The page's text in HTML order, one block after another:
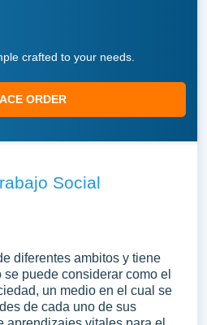
crafted to your needs.
ORDER
Social
diferentes ambitos y tiene
puede considerar como el
un medio en el cual se
de cada uno de sus